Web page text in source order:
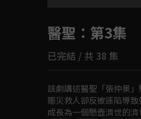
如有不便
醫聖 ：第3集
已完結 / 共 38 集
該劇講述醫聖「張仲景
賑災救人卻反被誣陷導
成長為一個懸壺濟世的濟